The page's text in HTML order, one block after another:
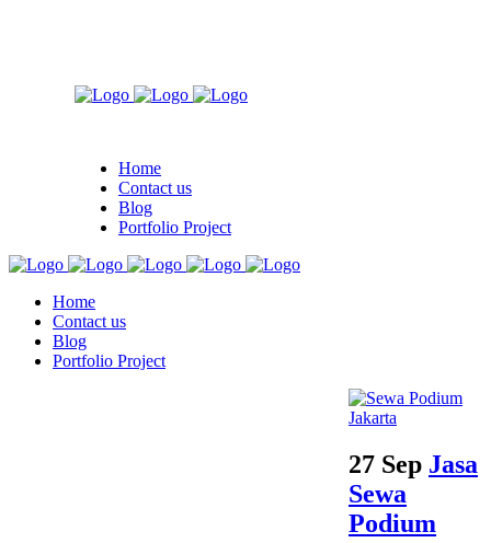
Home
Contact us
Blog
Portfolio Project
Home
Contact us
Blog
Portfolio Project
27 Sep Jasa
Sewa
Podium